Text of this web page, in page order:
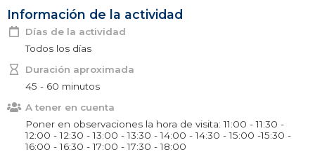
Información de la actividad
Días de la actividad
Todos los días
Duración aproximada
45 - 60 minutos
A tener en cuenta
Poner en observaciones la hora de visita: 11:00 - 11:30 -
12:00 - 12:30 - 13:00 - 13:30 - 14:00 - 14:30 - 15:00 -15:30 -
16:00 - 16:30 - 17:00 - 17:30 - 18:00